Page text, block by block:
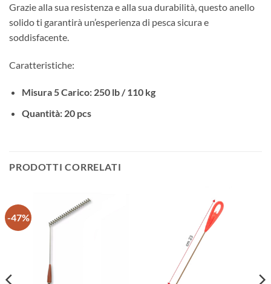
Grazie alla sua resistenza e alla sua durabilità, questo anello
solido ti garantirà un’esperienza di pesca sicura e
soddisfacente.
Caratteristiche:
Misura 5 Carico: 250 lb / 110 kg
Quantità: 20 pcs
PRODOTTI CORRELATI
-47%